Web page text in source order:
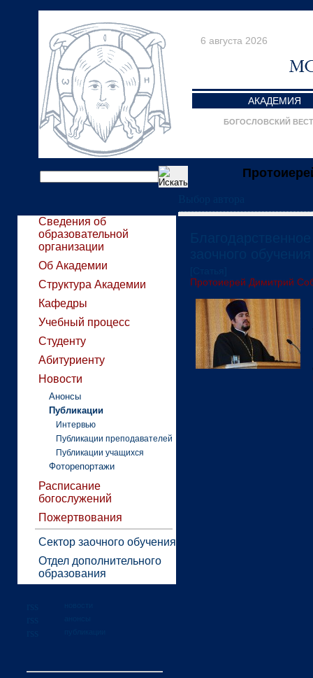
6 августа 2026
АКАДЕМИЯ
БОГОСЛОВСКИЙ
Сведения об
образовательной
организации
Об Академии
Структура Академии
Кафедры
Учебный процесс
Студенту
Абитуриенту
Новости
Анонсы
Публикации
Интервью
Публикации преподавателей
Публикации учащихся
Фоторепортажи
Расписание
богослужений
Пожертвования
Сектор заочного обучения
Отдел дополнительного
образования
Протоиерей Димитрий